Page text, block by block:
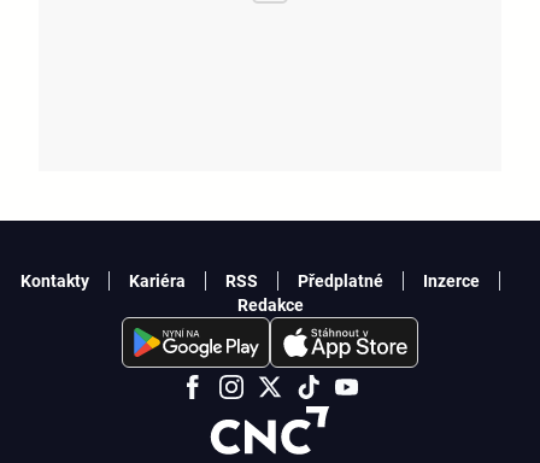
Kontakty Kariéra RSS Předplatné
Inzerce
Redakce